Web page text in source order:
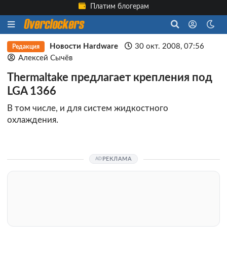
Платим блогерам
Редакция Новости Hardware
30 окт. 2008, 07:56
Алексей Сычёв
Thermaltake предлагает крепления под
LGA 1366
В том числе, и для систем жидкостного
охлаждения.
РЕКЛАМА